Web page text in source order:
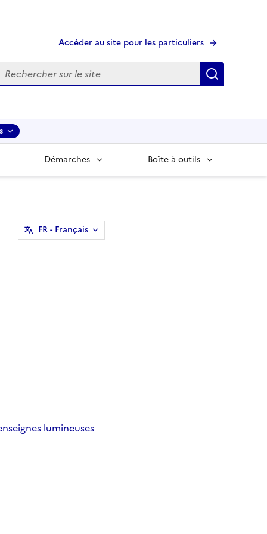
Accéder au site pour les particuliers
Recherche
Démarches Boîte à outils
FR- Français
lumineuses